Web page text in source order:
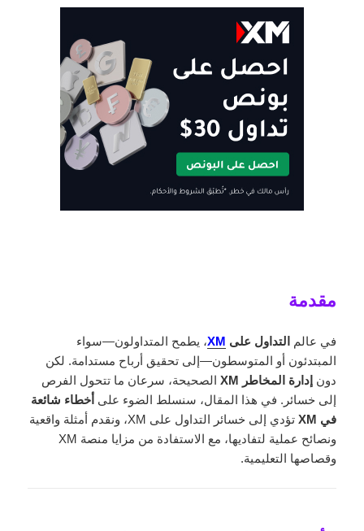
مقدمة
في عالم التداول على XM، يطمح المتداولون—سواء
المبتدئون أو المتوسطون—إلى تحقيق أرباح مستدامة. لكن
دون إدارة المخاطر XM
الصحيحة، سرعان ما تتحول الفرص
إلى خسائر. في هذا المقال، سنسلط الضوء على أخطاء شائعة
في XM
تؤدي إلى خسائر التداول على XM، ونقدم أمثلة واقعية
ونصائح عملية لتفاديها، مع الاستفادة من مزايا منصة XM
وقصاصها التعليمية.